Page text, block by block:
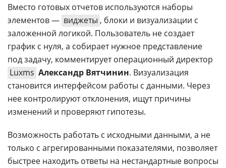
Вместо готовых отчетов используются наборы
элементов — виджеты , блоки и визуализации с
заложенной логикой. Пользователь не создает
график с нуля, а собирает нужное представление
под задачу, комментирует операционный директор
Luxms Александр Вятчинин. Визуализация
становится интерфейсом работы с данными. Через
нее контролируют отклонения, ищут причины
изменений и проверяют гипотезы.
Возможность работать с исходными данными, а не
только с агрегированными показателями, позволяет
быстрее находить ответы на нестандартные вопросы